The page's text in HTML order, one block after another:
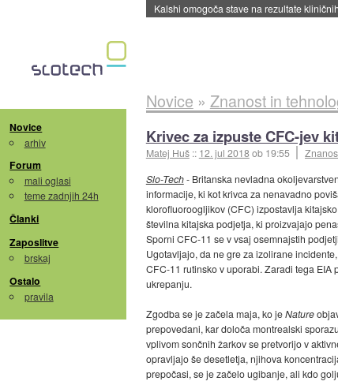
Sandisk že prodal več kot polovico SSD-
Novice
arhiv
Forum
mali oglasi
teme zadnjih 24h
Članki
Zaposlitve
brskaj
Ostalo
pravila
Novice » Znanost in
Krivec za izpuste CFC-jev
Matej Huš :: 12. jul 2018ob 19:55
Slo-Tech- Britanska nevladna
informacije, ki kot krivca za nenavadno
klorofluoroogljikov (CFC) izpostavlja
številna kitajska podjetja, ki proizvajajo
Sporni CFC-11 se v vsaj osemnajstih
Ugotavljajo, da ne gre za izolirane
CFC-11 rutinsko v uporabi. Zaradi tega
ukrepanju.
Zgodba se je začela maja, ko jeNature
prepovedani, kar določa montrealski
vplivom sončnih žarkov se pretvorijo v
opravljajo še desetletja, njihova
prepočasi, se je začelo ugibanje, ali kdo